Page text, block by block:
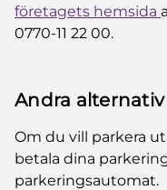
företagets hemsida
0770-11 22 00.
Andra
Om du vill parkera
betala dina
parkeringsautomat.